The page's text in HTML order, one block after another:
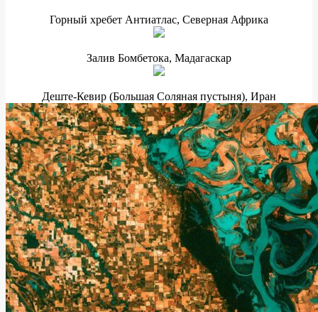
Горный хребет Антиатлас, Северная Африка
Залив Бомбетока, Мадагаскар
Деште-Кевир (Большая Соляная пустыня), Иран